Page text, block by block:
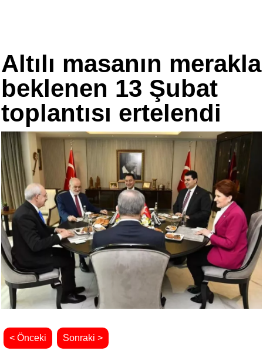
Altılı masanın merakla
beklenen 13 Şubat
toplantısı ertelendi
< Önceki Sonraki >